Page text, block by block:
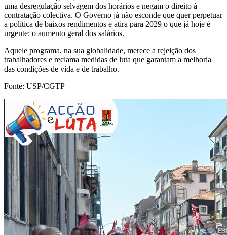
uma desregulação selvagem dos horários e negam o direito à
contratação colectiva. O Governo já não esconde que quer perpetuar
a política de baixos rendimentos e atira para 2029 o que já hoje é
urgente: o aumento geral dos salários.
Aquele programa, na sua globalidade, merece a rejeição dos
trabalhadores e reclama medidas de luta que garantam a melhoria
das condições de vida e de trabalho.
Fonte: USP/CGTP